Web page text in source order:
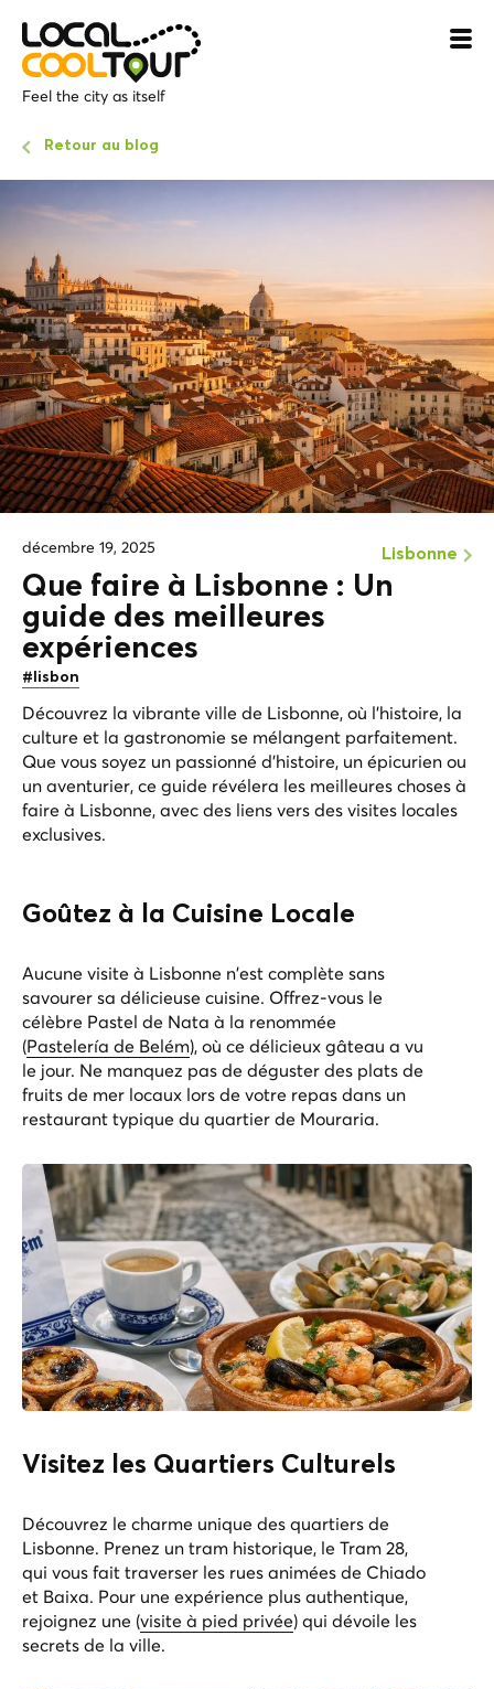
Feel the city as itself
Retour au blog
décembre 19, 2025 Lisbonne
Que faire à Lisbonne : Un
guide des meilleures
expériences
#lisbon
Découvrez la vibrante ville de Lisbonne, où l'histoire, la
culture et la gastronomie se mélangent parfaitement.
Que vous soyez un passionné d'histoire, un épicurien ou
un aventurier, ce guide révélera les meilleures choses à
faire à Lisbonne, avec des liens vers des visites locales
exclusives.
Goûtez à la Cuisine Locale
Aucune visite à Lisbonne n'est complète sans
savourer sa délicieuse cuisine. Offrez-vous le
célèbre Pastel de Nata à la renommée
(Pastelería de Belém), où ce délicieux gâteau a vu
le jour. Ne manquez pas de déguster des plats de
fruits de mer locaux lors de votre repas dans un
restaurant typique du quartier de Mouraria.
Visitez les Quartiers Culturels
Découvrez le charme unique des quartiers de
Lisbonne. Prenez un tram historique, le Tram 28,
qui vous fait traverser les rues animées de Chiado
et Baixa. Pour une expérience plus authentique,
rejoignez une (visite à pied privée) qui dévoile les
secrets de la ville.